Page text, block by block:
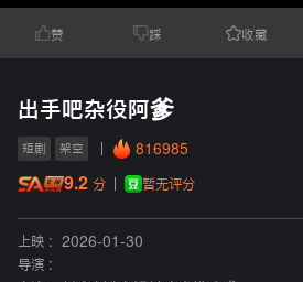
赞 踩 收藏
出手吧杂役阿爹
短剧 架空 816985
9.2 分 暂无评分
上映 :
2026-01-30
导演 :